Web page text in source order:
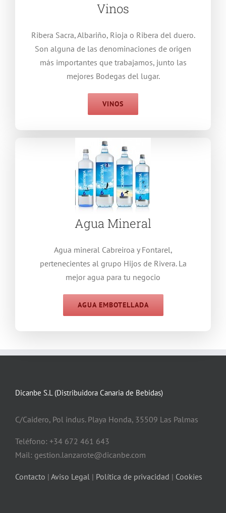
Vinos
Ribera Sacra, Albariño, Rioja o Ribera del duero.
Son alguna de las denominaciones de origen
más importantes que trabajamos, junto las
mejores Bodegas del lugar.
VINOS
Agua Mineral
Agua mineral Cabreiroa y Fontarel,
pertenecientes al grupo Hijos de Rivera. La
mejor agua para tu negocio
AGUA EMBOTELLADA
Dicanbe S.L (Distribuidora Canaria de Bebidas)
C/Caidero, Pol indus. Playa Honda, 35509 Las Palmas
Teléfono: +34 672 461 643
Mail: gestion.lanzarote@dicanbe.com
Contacto | Aviso Legal | Política de privacidad | Cookies